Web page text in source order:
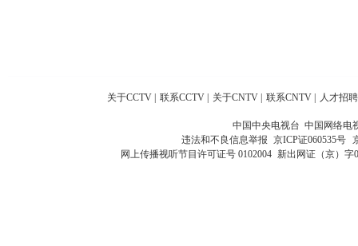
关于CCTV 联系CCTV 关于CNTV 联系CNTV 人才招聘
中国中央电视台 中国网络电
违法和不良信息举报 京ICP证060535号
网上传播视听节目许可证号 0102004 新出网证（京）